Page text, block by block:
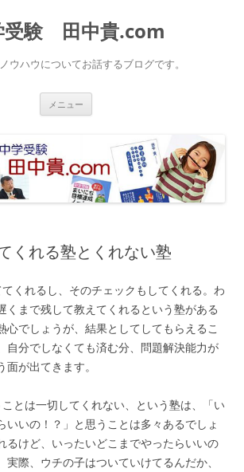
受験 田中貴.com
ウハウについてお話するブログです。
メニュー
ス
キ
ッ
プ
れる塾とくれない塾
くれるし、そのチェックもしてくれる。わ
くまで残して教えてくれるという塾がある
心でしょうが、結果としてしてもらえるこ
自分でしなくても済む分、問題解決能力が
が出てきます。
とは一切してくれない、という塾は、「い
いいの！？」と思うことは多々あるでしょ
るけど、いったいどこまでやったらいいの
実際、ウチの子はついていけてるんだか、